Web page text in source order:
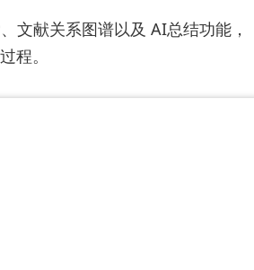
文献关系图谱以及 AI总结功能，
程。